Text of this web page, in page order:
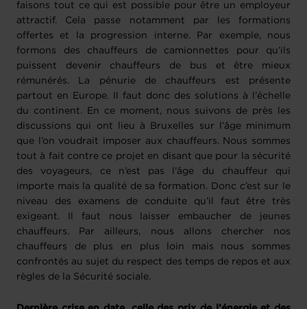
faisons tout ce qui est possible pour être un employeur
attractif. Cela passe notamment par les formations
offertes et la progression interne. Par exemple, nous
formons des chauffeurs de camionnettes pour qu’ils
puissent devenir chauffeurs de bus et être mieux
rémunérés. La pénurie de chauffeurs est présente
partout en Europe. Il faut donc des solutions à l’échelle
du continent. En ce moment, nous suivons de près les
discussions qui ont lieu à Bruxelles sur l’âge minimum
que l’on voudrait imposer aux chauffeurs. Nous sommes
tout à fait contre ce projet en disant que pour la sécurité
des voyageurs, ce n’est pas l’âge du chauffeur qui
importe mais la qualité de sa formation. Donc c’est sur le
niveau des examens de conduite qu’il faut être très
exigeant. Il faut nous laisser embaucher de jeunes
chauffeurs. Par ailleurs, nous allons chercher nos
chauffeurs de plus en plus loin mais nous sommes
confrontés au sujet du respect des temps de repos et aux
règles de la Sécurité sociale.